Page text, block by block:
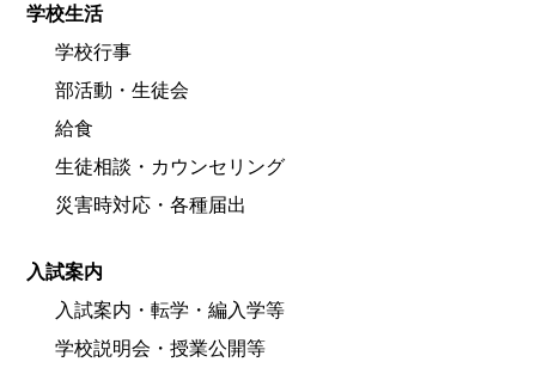
学校生活
学校行事
部活動・生徒会
給食
生徒相談・カウンセリング
災害時対応・各種届出
入試案内
入試案内・転学・編入学等
学校説明会・授業公開等